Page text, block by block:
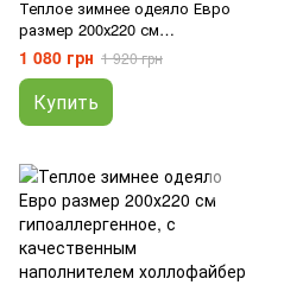
Теплое зимнее одеяло Евро
размер 200х220 см
гипоаллергенное, с
наполнителем холлофайбер
"ТМ ОДА"
1 080 грн 1 920 грн
Купить